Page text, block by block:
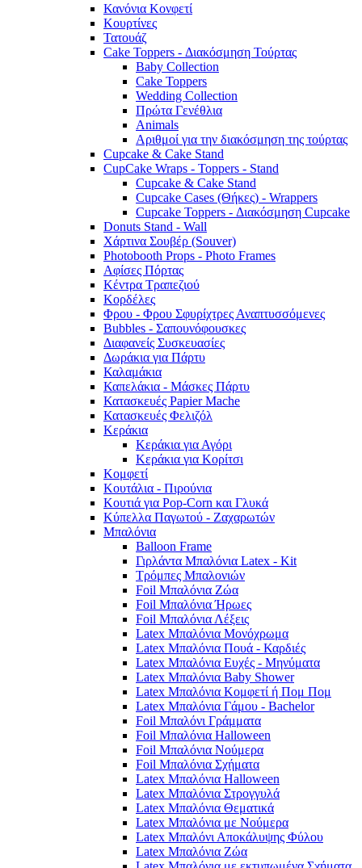
Κανόνια Κονφετί
Κουρτίνες
Τατουάζ
Cake Toppers - Διακόσμηση Τούρτας
Baby Collection
Cake Toppers
Wedding Collection
Πρώτα Γενέθλια
Animals
Αριθμοί για την διακόσμηση της τούρτας
Cupcake & Cake Stand
CupCake Wraps - Toppers - Stand
Cupcake & Cake Stand
Cupcake Cases (Θήκες) - Wrappers
Cupcake Toppers - Διακόσμηση Cupcake
Donuts Stand - Wall
Χάρτινα Σουβέρ (Souver)
Photobooth Props - Photo Frames
Αφίσες Πόρτας
Κέντρα Τραπεζιού
Κορδέλες
Φρου - Φρου Σφυρίχτρες Αναπτυσσόμενες
Bubbles - Σαπουνόφουσκες
Διαφανείς Συσκευασίες
Δωράκια για Πάρτυ
Καλαμάκια
Καπελάκια - Μάσκες Πάρτυ
Κατασκευές Papier Mache
Κατασκευές Φελιζόλ
Κεράκια
Κεράκια για Αγόρι
Κεράκια για Κορίτσι
Κομφετί
Κουτάλια - Πιρούνια
Κουτιά για Pop-Corn και Γλυκά
Κύπελλα Παγωτού - Ζαχαρωτών
Μπαλόνια
Balloon Frame
Γιρλάντα Μπαλόνια Latex - Kit
Τρόμπες Μπαλονιών
Foil Μπαλόνια Ζώα
Foil Μπαλόνια Ήρωες
Foil Μπαλόνια Λέξεις
Latex Μπαλόνια Μονόχρωμα
Latex Μπαλόνια Πουά - Καρδιές
Latex Μπαλόνια Ευχές - Μηνύματα
Latex Μπαλόνια Baby Shower
Latex Μπαλόνια Κομφετί ή Πομ Πομ
Latex Μπαλόνια Γάμου - Bachelor
Foil Μπαλόνι Γράμματα
Foil Μπαλόνια Halloween
Foil Μπαλόνια Νούμερα
Foil Μπαλόνια Σχήματα
Latex Μπαλόνια Halloween
Latex Μπαλόνια Στρογγυλά
Latex Μπαλόνια Θεματικά
Latex Μπαλόνια με Νούμερα
Latex Μπαλόνι Αποκάλυψης Φύλου
Latex Μπαλόνια Ζώα